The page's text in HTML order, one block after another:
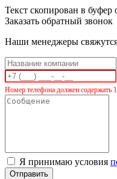
Текст скопирован в буфер
Заказать обратный звонок
Наши менеджеры
Номер телефона должен содержать
Я принимаю условия
Отправить